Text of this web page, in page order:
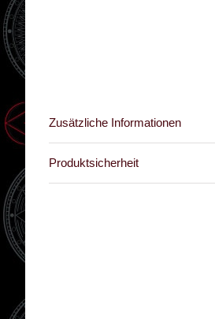
Zusätzliche Informationen
Produktsicherheit